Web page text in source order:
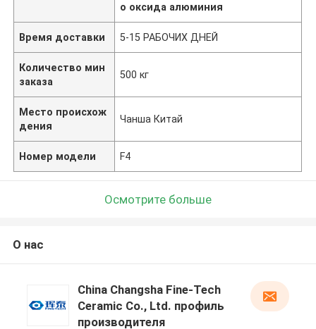
о оксида алюминия
Время доставки 5-15 РАБОЧИХ ДНЕЙ
Количество мин
заказа
500 кг
Место происхож
дения
Чанша Китай
Номер модели F4
Осмотрите больше
О нас
China Changsha Fine-Tech
Ceramic Co., Ltd. профиль
производителя